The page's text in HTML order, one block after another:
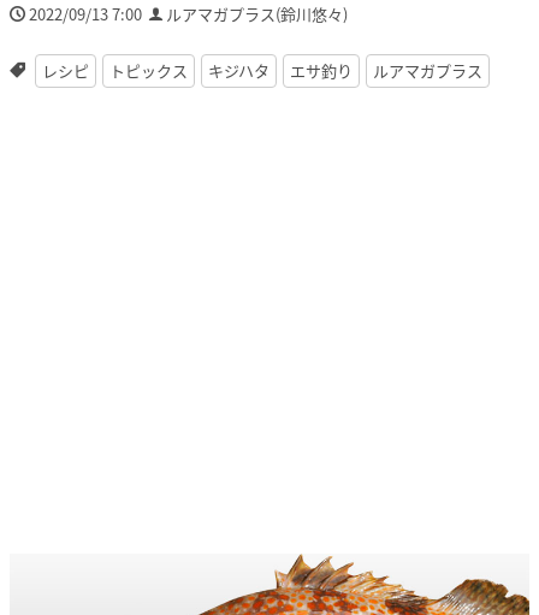
2022/09/13 7:00 ルアマガプラス(鈴川悠々)
レシピ トピックス キジハタ エサ釣り ルアマガプラス